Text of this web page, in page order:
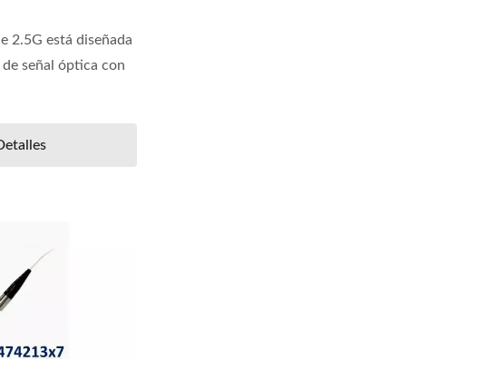
2.5G está diseñada
señal óptica con